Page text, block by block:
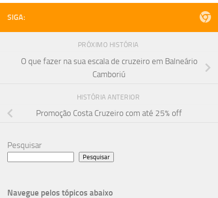
SIGA:
PRÓXIMO HISTÓRIA
O que fazer na sua escala de cruzeiro em Balneário
Camboriú
HISTÓRIA ANTERIOR
Promoção Costa Cruzeiro com até 25% off
Pesquisar
Pesquisar
Navegue pelos tópicos abaixo